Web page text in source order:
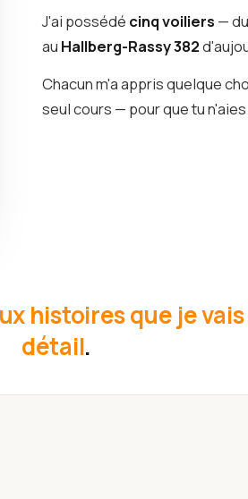
J'ai possédé cinq voiliers —
au Hallberg-Rassy 382
Chacun m'a appris quelque
seul cours — pour que tu
histoires que je
détail.